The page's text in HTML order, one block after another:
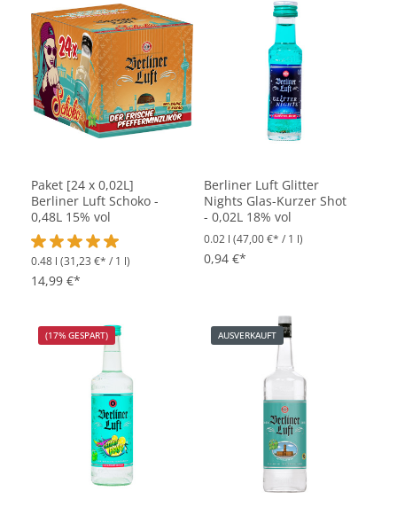
Paket [24 x 0,02L]
Berliner Luft Schoko -
0,48L 15% vol
Durchschnittliche Bewertung von 5 von 5 Sternen
0.48 l (31,23 €* / 1 l)
14,99 €*
Berliner Luft Glitter
Nights Glas-Kurzer Shot
- 0,02L 18% vol
0.02 l (47,00 €* / 1 l)
0,94 €*
(17% GESPART) AUSVERKAUFT